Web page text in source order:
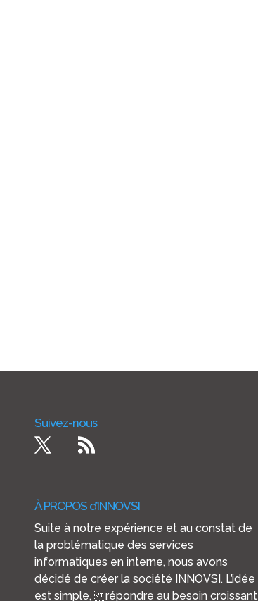
Suivez-nous
À PROPOS d’INNOVSI
Suite à notre expérience et au constat de
la problématique des services
informatiques en interne, nous avons
décidé de créer la société INNOVSI. L’idée
est simple, répondre au besoin croissant